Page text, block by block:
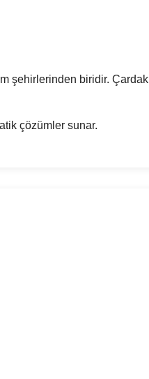
şehirlerinden biridir. Çardak
çözümler sunar.